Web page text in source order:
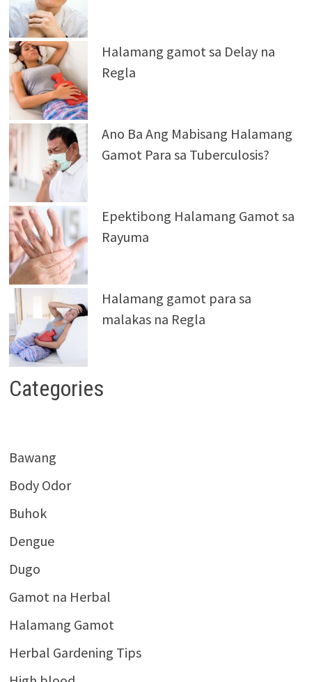
Halamang gamot sa Delay na
Regla
Ano Ba Ang Mabisang Halamang
Gamot Para sa Tuberculosis?
Epektibong Halamang Gamot sa
Rayuma
Halamang gamot para sa
malakas na Regla
Categories
Bawang
Body Odor
Buhok
Dengue
Dugo
Gamot na Herbal
Halamang Gamot
Herbal Gardening Tips